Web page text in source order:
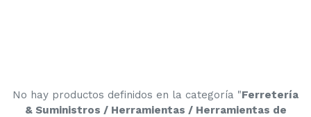
No hay productos definidos en la categoría "Ferretería
& Suministros / Herramientas / Herramientas de